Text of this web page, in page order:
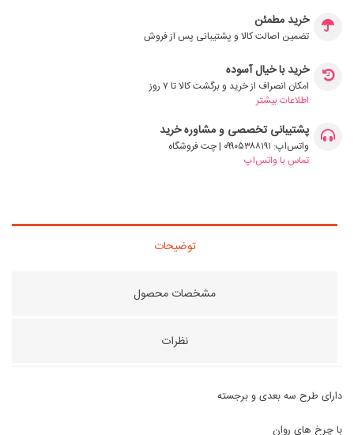
خرید مطمئن
تضمین اصالت کالا و پشتیبانی پس از فروش
خرید با خیال آسوده
امکان انصراف از خرید و برگشت کالا تا ۷ روز
اطلاعات بیشتر
پشتیبانی تخصصی و مشاوره خرید
واتس‌اپ: ۰۹۹۰۵۳۸۸۱۹۱ | چت فروشگاه
تماس با واتس‌اپ
توضیحات
مشخصات محصول
نظرات
دارای طرح سه بعدی و برجسته
با چرخ های روان